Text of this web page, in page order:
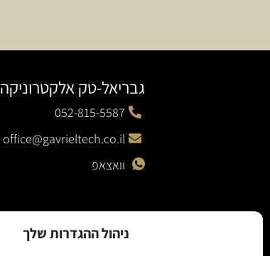
ניהול ההגדרות שלך
גבריאל-טק אלקטרוניקה
052-815-5587
office@gavrieltech.co.il
וואצאפ